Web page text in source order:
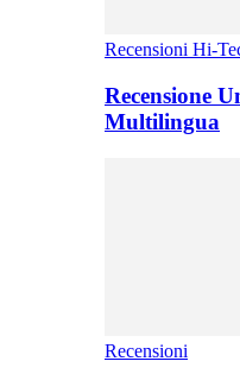
Recensioni Hi-
Recensione
Multilingua
Recensioni